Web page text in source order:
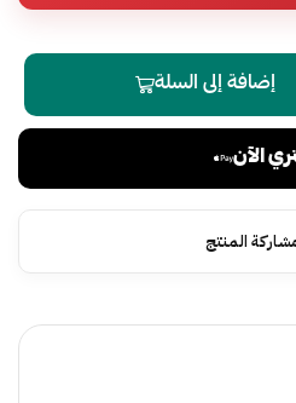
إضافة إلى السلة
الآن
المنتج